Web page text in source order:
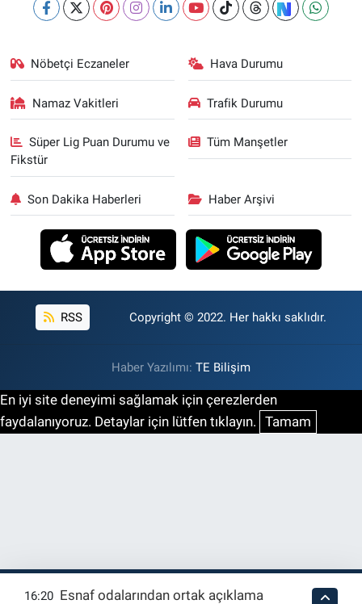
Nöbetçi Eczaneler Hava Durumu
Namaz Vakitleri Trafik Durumu
Süper Lig Puan Durumu ve
Fikstür
Tüm Manşetler
Son Dakika Haberleri Haber Arşivi
RSS Copyright © 2022. Her hakkı saklıdır.
Haber Yazılımı: TE Bilişim
En iyi site deneyimi sağlamak için çerezlerden
faydalanıyoruz. Detaylar için lütfen tıklayın. Tamam
16:20 Esnaf odalarından ortak açıklama